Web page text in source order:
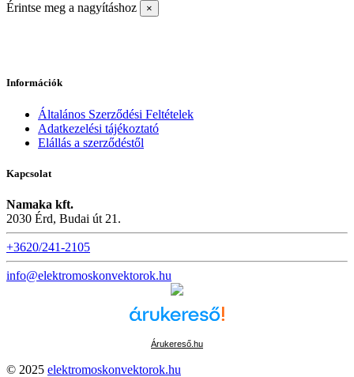
Érintse meg a nagyításhoz ×
Információk
Általános Szerződési Feltételek
Adatkezelési tájékoztató
Elállás a szerződéstől
Kapcsolat
Namaka kft.
2030 Érd, Budai út 21.
+3620/241-2105
info@elektromoskonvektorok.hu
Árukereső.hu
© 2025 elektromoskonvektorok.hu